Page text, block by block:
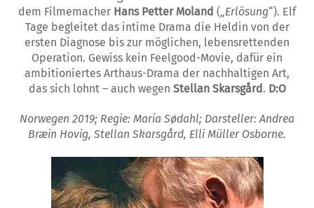
dem Filmemacher Hans Petter Moland („Erlösung“). Elf
Tage begleitet das intime Drama die Heldin von der
ersten Diagnose bis zur möglichen, lebensrettenden
Operation. Gewiss kein Feelgood-Movie, dafür ein
ambitioniertes Arthaus-Drama der nachhaltigen Art,
das sich lohnt – auch wegen Stellan Skarsgård . D:O
Norwegen 2019; Regie: Maria Sødahl; Darsteller: Andrea
Bræin Hovig, Stellan Skarsgård, Elli Müller Osborne.